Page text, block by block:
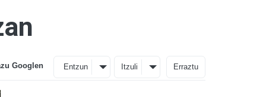
Googlen Entzun Itzuli Erraztu